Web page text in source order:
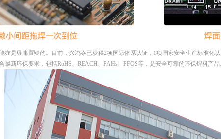
亦是毋庸置疑的。目前，兴鸿泰已获得2项国际体系认证，1项国家安全生产标准化
新环保要求，包括RoHS、REACH、PAHs、PFOS等，是安全可靠的环保焊料产品